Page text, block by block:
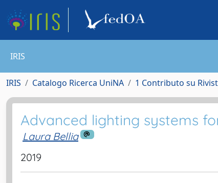
IRIS
IRIS Catalogo Ricerca UniNA 1 Contributo su
Advanced lighting systems
Laura Bellia
2019